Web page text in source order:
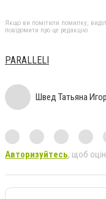
Якщо ви помітили помилку,
повідомити про це редакцію
PARALLELI
Швед Татьяна
Авторизуйтесь, щоб